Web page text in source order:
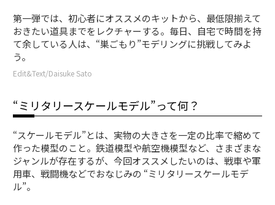
第一弾では、初心者にオススメのキットから、最低限揃えて
おきたい道具までをレクチャーする。毎日、自宅で時間を持
て余している人は、“巣ごもり”モデリングに挑戦してみよ
う。
Edit&Text/Daisuke Sato
“ミリタリースケールモデル”って何？
“スケールモデル”とは、実物の大きさを一定の比率で縮めて
作った模型のこと。鉄道模型や航空機模型など、さまざまな
ジャンルが存在するが、今回オススメしたいのは、戦車や軍
用車、戦闘機などでおなじみの “ミリタリースケールモデ
ル”。